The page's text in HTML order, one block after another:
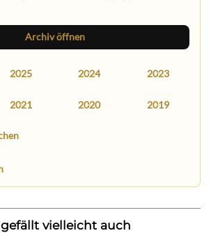
Archiv öffnen
2025 2024 2023
2021 2020 2019
vielleicht auch